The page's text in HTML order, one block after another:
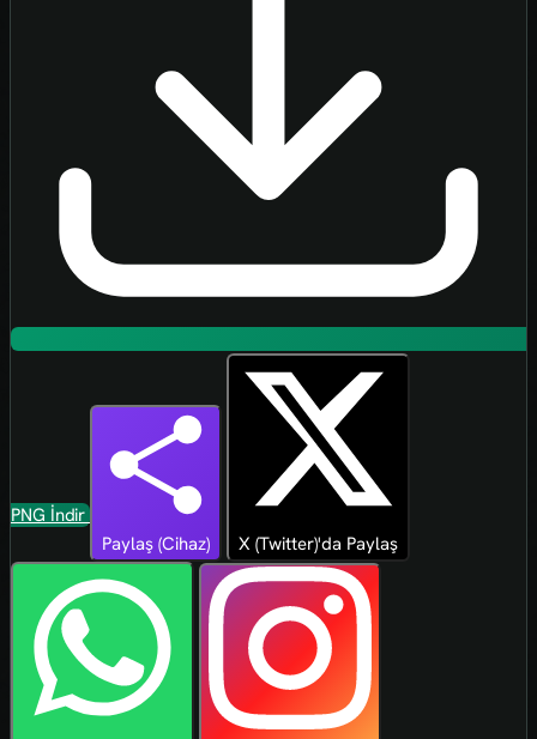
PNG İndir
Paylaş (Cihaz)
X (Twitter)'da Paylaş